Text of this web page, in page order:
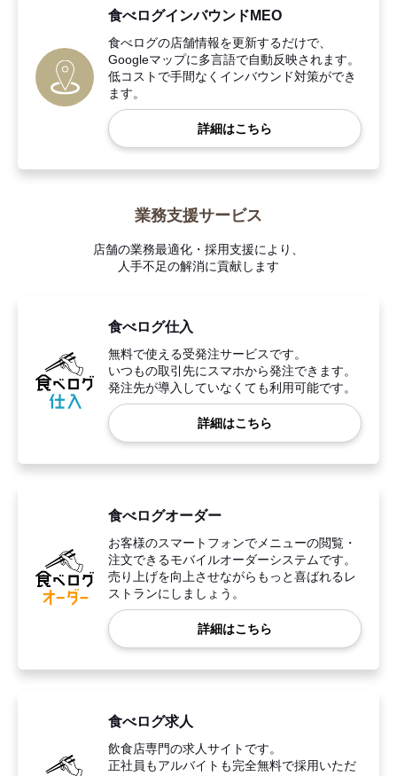
食べログインバウンドMEO
食べログの店舗情報を更新するだけで、
Googleマップに多言語で自動反映されます。
低コストで手間なくインバウンド対策ができ
ます。
詳細はこちら
業務支援サービス
店舗の業務最適化・採用支援により、
人手不足の解消に貢献します
食べログ仕入
無料で使える受発注サービスです。
いつもの取引先にスマホから発注できます。
発注先が導入していなくても利用可能です。
詳細はこちら
食べログオーダー
お客様のスマートフォンでメニューの閲覧・
注文できるモバイルオーダーシステムです。
売り上げを向上させながらもっと喜ばれるレ
ストランにしましょう。
詳細はこちら
食べログ求人
飲食店専門の求人サイトです。
正社員もアルバイトも完全無料で採用いただ